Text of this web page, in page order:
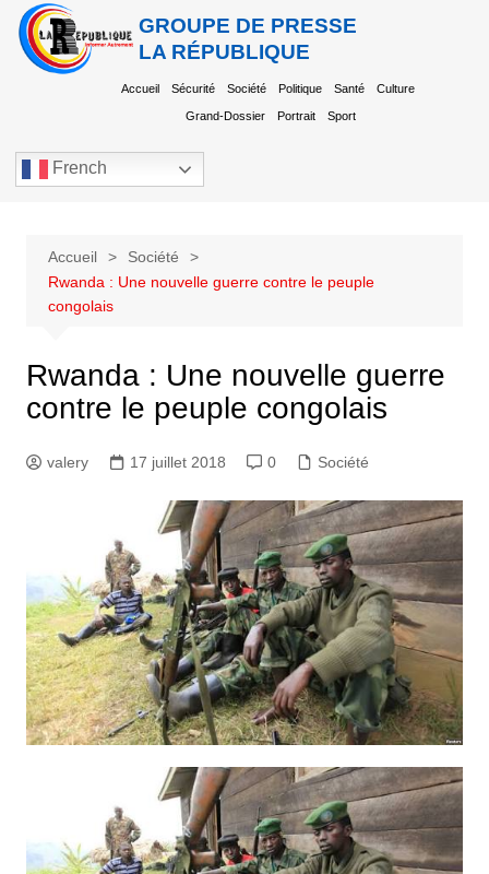
GROUPE DE PRESSE
LA RÉPUBLIQUE
Accueil Sécurité Société Politique Santé Culture
Grand-Dossier Portrait Sport
French
Accueil
Société
Rwanda : Une nouvelle guerre contre le peuple
congolais
Rwanda : Une nouvelle guerre
contre le peuple congolais
valery 17 juillet 2018 0 Société